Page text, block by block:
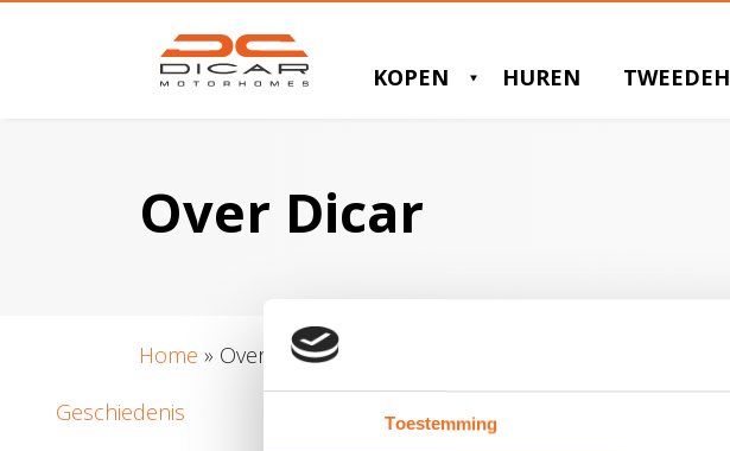
Toestemming
KOPEN HUREN
Over Dicar
Home » Over Dicar
Geschiedenis